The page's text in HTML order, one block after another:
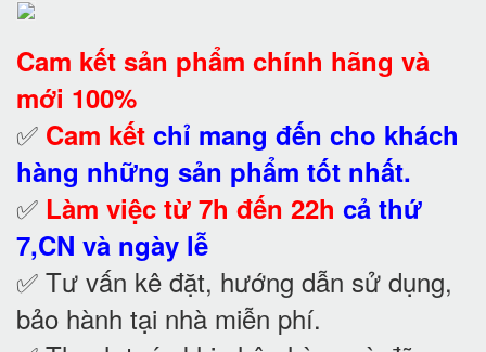
Cam kết sản phẩm chính hãng và
mới 100%
✅ Cam kết chỉ mang đến cho khách
hàng những sản phẩm tốt nhất.
✅ Làm việc từ 7h đến 22h cả thứ
7,CN và ngày lễ
✅ Tư vấn kê đặt, hướng dẫn sử dụng,
bảo hành tại nhà miễn phí.